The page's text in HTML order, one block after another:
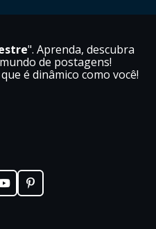
". Aprenda, descubra
de postagens!
é dinâmico como você!